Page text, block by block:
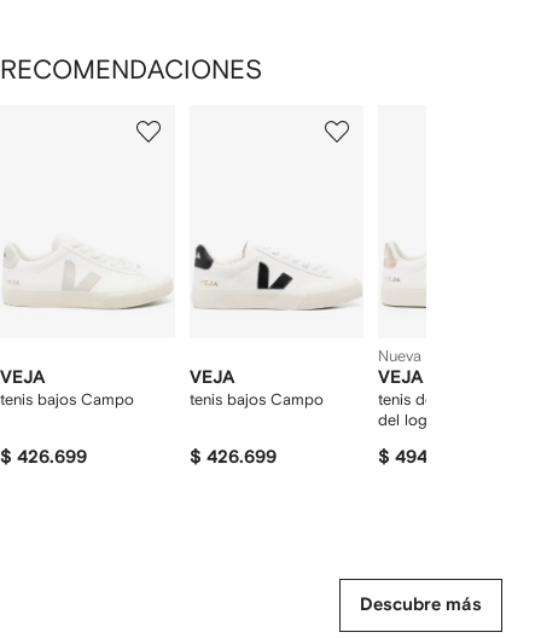
RECOMENDACIONES
VEJA
tenis bajos Campo
$ 426.699
VEJA
tenis bajos Campo
$ 426.699
Nueva temporada
VEJA
tenis de piel con
del logo
$ 494.657
Descubre más